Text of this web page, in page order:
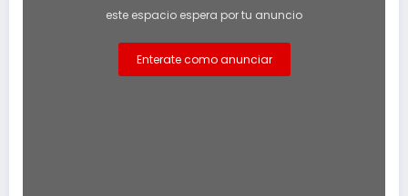
este espacio espera por tu anuncio
Enterate como anunciar